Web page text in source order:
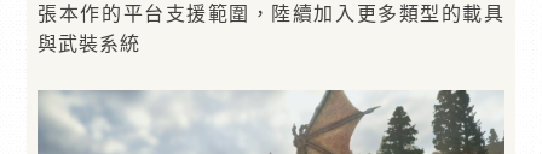
張本作的平台支援範圍，陸續加入更多類型的載具
與武裝系統